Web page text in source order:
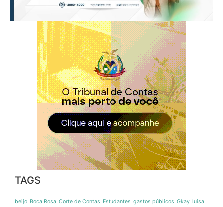
TAGS
beijo Boca Rosa Corte de Contas Estudantes gastos públicos Gkay luisa